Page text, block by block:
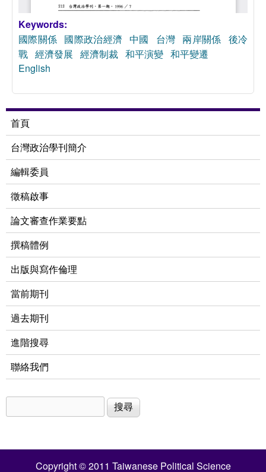
Keywords:
國際關係 國際政治經濟 中國 台灣 兩岸關係 後冷
戰 經濟發展 經濟制裁 和平演變 和平變遷
English
首頁
台灣政治學刊簡介
編輯委員
徵稿啟事
論文審查作業要點
撰稿體例
出版與寫作倫理
當前期刊
過去期刊
進階搜尋
聯絡我們
搜尋表單
Copyright © 2011 Taiwanese Political Science